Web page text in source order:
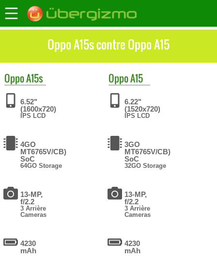
Oppo A15s contre Oppo A15
OppoA15s
6.52"
(1600x720)
IPS LCD
4GO
MT6765V/CB)
SoC
64GO Storage
13-MP,
f/2.2
3 Arrière
Cameras
4230
mAh
OppoA15
6.22"
(1520x720)
IPS LCD
3GO
MT6765V/CB)
SoC
32GO Storage
13-MP,
f/2.2
3 Arrière
Cameras
4230
mAh